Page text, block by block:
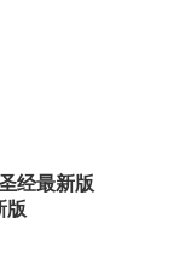
经最新版
版